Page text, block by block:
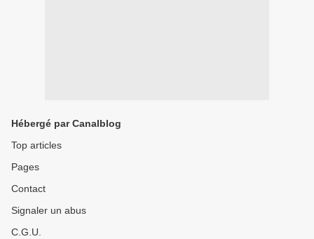
Hébergé par Canalblog
Top articles
Pages
Contact
Signaler un abus
C.G.U.